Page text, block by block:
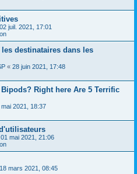
02 juil. 2021, 17:01
destinataires dans les
« 28 juin 2021, 17:48
Bipods? Right here Are 5 Terrific
mai 2021, 18:37
01 mai 2021, 21:06
18 mars 2021, 08:45